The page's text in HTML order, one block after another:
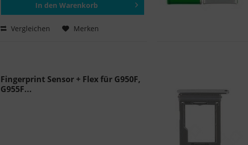
In den Warenkorb
Hinzugefügt
Vergleichen Merken
Fingerprint Sensor + Flex für G950F,
G955F...